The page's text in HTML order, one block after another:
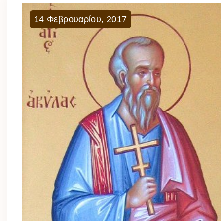
14 Φεβρουαρίου, 2017